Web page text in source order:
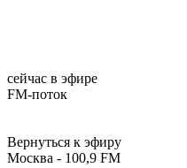
сейчас в эфире
FM-поток
Вернуться к эфиру
Москва - 100,9 FM